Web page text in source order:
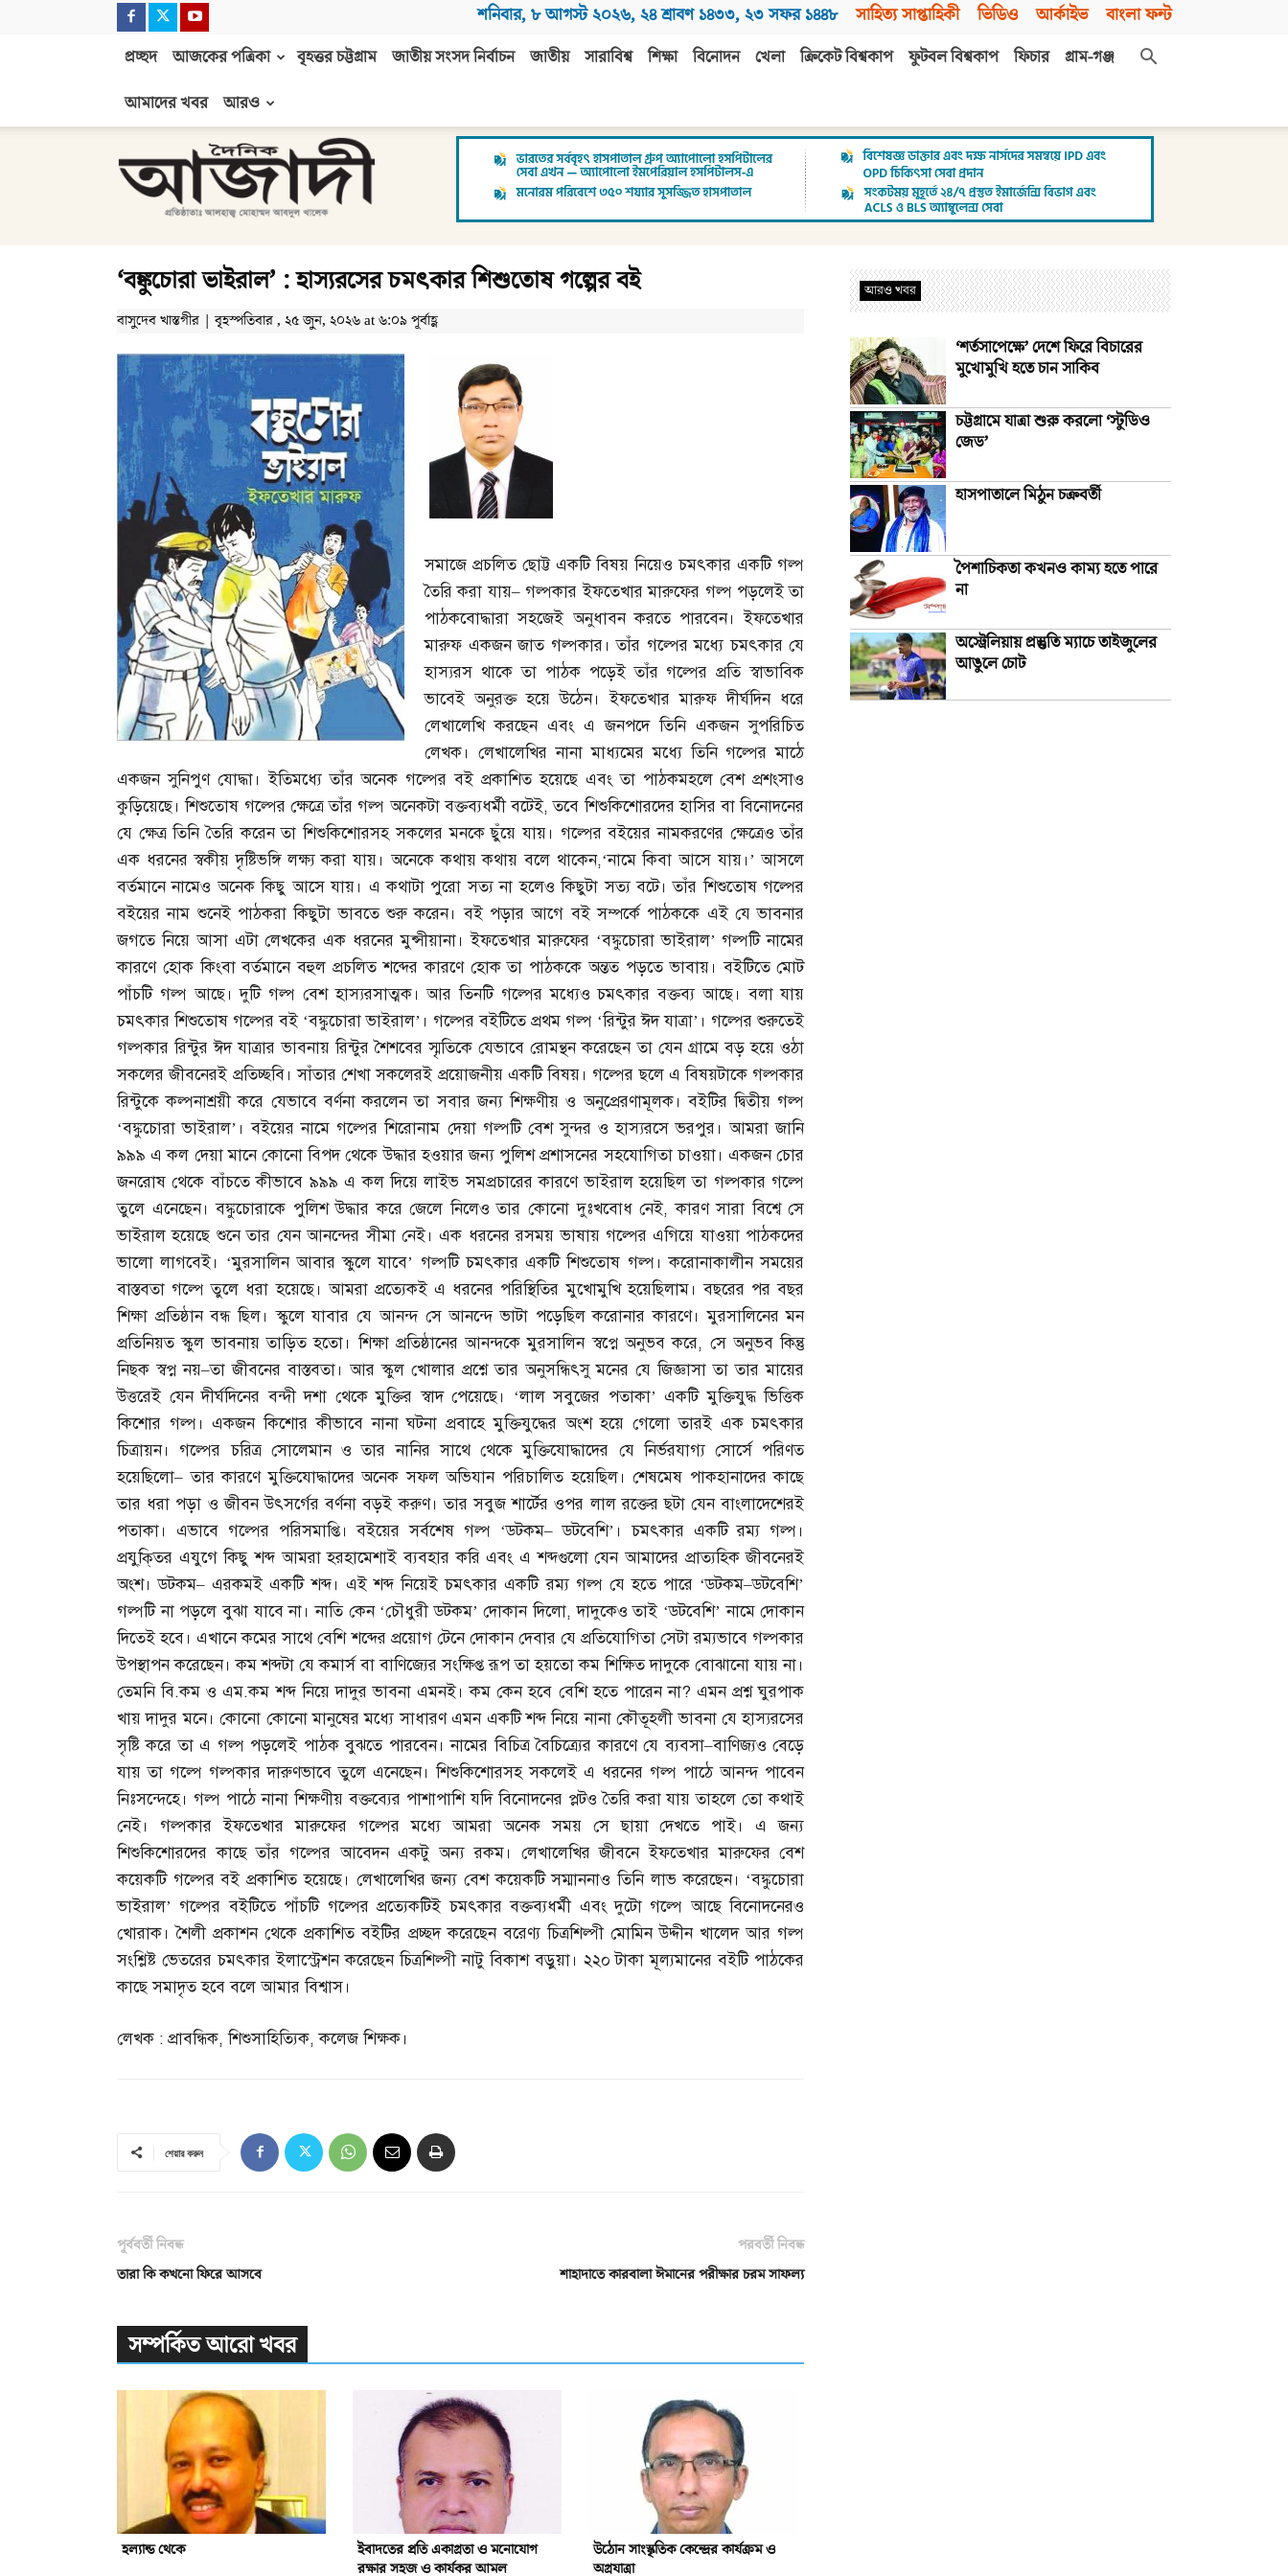
শনিবার, ৮ আগস্ট ২০২৬, ২৪ শ্রাবণ ১৪৩৩, ২৩ সফর ১৪৪৮ সাহিত্য সাপ্তাহিকী ভিডিও আর্কাইভ বাংলা ফন্ট
প্রচ্ছদ আজকের পত্রিকা বৃহত্তর চট্টগ্রাম জাতীয় সংসদ নির্বাচন জাতীয় সারাবিশ্ব শিক্ষা বিনোদন খেলা ক্রিকেট বিশ্বকাপ ফুটবল বিশ্বকাপ ফিচার
গ্রাম-গঞ্জ
আমাদের খবর
আরও
আজাদী
‘বঙ্কুচোরা ভাইরাল’ : হাস্যরসের চমৎকার শিশুতোষ গল্পের বই
বাসুদেব খাস্তগীর | বৃহস্পতিবার , ২৫ জুন, ২০২৬ at ৬:০৯ পূর্বাহ্ণ
সমাজে প্রচলিত ছোট্ট একটি বিষয় নিয়েও চমৎকার একটি গল্প
তৈরি করা যায়–গল্পকার ইফতেখার মারুফের গল্প পড়লেই তা
পাঠকবোদ্ধারা সহজেই অনুধাবন করতে পারবেন। ইফতেখার
মারুফ একজন জাত গল্পকার। তাঁর গল্পের মধ্যে চমৎকার যে
হাস্যরস থাকে তা পাঠক পড়েই তাঁর গল্পের প্রতি স্বাভাবিক
ভাবেই অনুরক্ত হয়ে উঠেন। ইফতেখার মারুফ দীর্ঘদিন ধরে
লেখালেখি করছেন এবং এ জনপদে তিনি একজন সুপরিচিত
লেখক। লেখালেখির নানা মাধ্যমের মধ্যে তিনি গল্পের মাঠে
একজন সুনিপুণ যোদ্ধা। ইতিমধ্যে তাঁর অনেক গল্পের বই প্রকাশিত হয়েছে এবং তা পাঠকমহলে বেশ প্রশংসাও
কুড়িয়েছে। শিশুতোষ গল্পের ক্ষেত্রে তাঁর গল্প অনেকটা বক্তব্যধর্মী বটেই,তবে শিশুকিশোরদের হাসির বা বিনোদনের
যে ক্ষেত্র তিনি তৈরি করেন তা শিশুকিশোরসহ সকলের মনকে ছুঁয়ে যায়। গল্পের বইয়ের নামকরণের ক্ষেত্রেও তাঁর
এক ধরনের স্বকীয় দৃষ্টিভঙ্গি লক্ষ্য করা যায়। অনেকে কথায় কথায় বলে থাকেন,‘নামে কিবা আসে যায়।’ আসলে
বর্তমানে নামেও অনেক কিছু আসে যায়। এ কথাটা পুরো সত্য না হলেও কিছুটা সত্য বটে। তাঁর শিশুতোষ গল্পের
বইয়ের নাম শুনেই পাঠকরা কিছুটা ভাবতে শুরু করেন। বই পড়ার আগে বই সম্পর্কে পাঠককে এই যে ভাবনার
জগতে নিয়ে আসা এটা লেখকের এক ধরনের মুন্সীয়ানা। ইফতেখার মারুফের ‘বঙ্কুচোরা ভাইরাল’ গল্পটি নামের
কারণে হোক কিংবা বর্তমানে বহুল প্রচলিত শব্দের কারণে হোক তা পাঠককে অন্তত পড়তে ভাবায়। বইটিতে মোট
পাঁচটি গল্প আছে। দুটি গল্প বেশ হাস্যরসাত্মক। আর তিনটি গল্পের মধ্যেও চমৎকার বক্তব্য আছে। বলা যায়
চমৎকার শিশুতোষ গল্পের বই ‘বঙ্কুচোরা ভাইরাল’। গল্পের বইটিতে প্রথম গল্প ‘রিন্টুর ঈদ যাত্রা’। গল্পের শুরুতেই
গল্পকার রিন্টুর ঈদ যাত্রার ভাবনায় রিন্টুর শৈশবের স্মৃতিকে যেভাবে রোমন্থন করেছেন তা যেন গ্রামে বড় হয়ে ওঠা
সকলের জীবনেরই প্রতিচ্ছবি। সাঁতার শেখা সকলেরই প্রয়োজনীয় একটি বিষয়। গল্পের ছলে এ বিষয়টাকে গল্পকার
রিন্টুকে কল্পনাশ্রয়ী করে যেভাবে বর্ণনা করলেন তা সবার জন্য শিক্ষণীয় ও অনুপ্রেরণামূলক। বইটির দ্বিতীয় গল্প
‘বঙ্কুচোরা ভাইরাল’। বইয়ের নামে গল্পের শিরোনাম দেয়া গল্পটি বেশ সুন্দর ও হাস্যরসে ভরপুর। আমরা জানি
৯৯৯ এ কল দেয়া মানে কোনো বিপদ থেকে উদ্ধার হওয়ার জন্য পুলিশ প্রশাসনের সহযোগিতা চাওয়া। একজন চোর
জনরোষ থেকে বাঁচতে কীভাবে ৯৯৯ এ কল দিয়ে লাইভ সমপ্রচারের কারণে ভাইরাল হয়েছিল তা গল্পকার গল্পে
তুলে এনেছেন। বঙ্কুচোরাকে পুলিশ উদ্ধার করে জেলে নিলেও তার কোনো দুঃখবোধ নেই,কারণ সারা বিশ্বে সে
ভাইরাল হয়েছে শুনে তার যেন আনন্দের সীমা নেই। এক ধরনের রসময় ভাষায় গল্পের এগিয়ে যাওয়া পাঠকদের
ভালো লাগবেই। ‘মুরসালিন আবার স্কুলে যাবে’ গল্পটি চমৎকার একটি শিশুতোষ গল্প। করোনাকালীন সময়ের
বাস্তবতা গল্পে তুলে ধরা হয়েছে। আমরা প্রত্যেকই এ ধরনের পরিস্থিতির মুখোমুখি হয়েছিলাম। বছরের পর বছর
শিক্ষা প্রতিষ্ঠান বন্ধ ছিল। স্কুলে যাবার যে আনন্দ সে আনন্দে ভাটা পড়েছিল করোনার কারণে। মুরসালিনের মন
প্রতিনিয়ত স্কুল ভাবনায় তাড়িত হতো। শিক্ষা প্রতিষ্ঠানের আনন্দকে মুরসালিন স্বপ্নে অনুভব করে, সে অনুভব কিন্তু
নিছক স্বপ্ন নয়–তা জীবনের বাস্তবতা। আর স্কুল খোলার প্রশ্নে তার অনুসন্ধিৎসু মনের যে জিজ্ঞাসা তা তার মায়ের
উত্তরেই যেন দীর্ঘদিনের বন্দী দশা থেকে মুক্তির স্বাদ পেয়েছে। ‘লাল সবুজের পতাকা’ একটি মুক্তিযুদ্ধ ভিত্তিক
কিশোর গল্প। একজন কিশোর কীভাবে নানা ঘটনা প্রবাহে মুক্তিযুদ্ধের অংশ হয়ে গেলো তারই এক চমৎকার
চিত্রায়ন। গল্পের চরিত্র সোলেমান ও তার নানির সাথে থেকে মুক্তিযোদ্ধাদের যে নির্ভরযাগ্য সোর্সে পরিণত
হয়েছিলো–তার কারণে মুক্তিযোদ্ধাদের অনেক সফল অভিযান পরিচালিত হয়েছিল। শেষমেষ পাকহানাদের কাছে
তার ধরা পড়া ও জীবন উৎসর্গের বর্ণনা বড়ই করুণ। তার সবুজ শার্টের ওপর লাল রক্তের ছটা যেন বাংলাদেশেরই
পতাকা। এভাবে গল্পের পরিসমাপ্তি। বইয়ের সর্বশেষ গল্প ‘ডটকম–ডটবেশি’। চমৎকার একটি রম্য গল্প।
প্রযু্‌কি্তর এযুগে কিছু শব্দ আমরা হরহামেশাই ব্যবহার করি এবং এ শব্দগুলো যেন আমাদের প্রাত্যহিক জীবনেরই
অংশ। ডটকম–এরকমই একটি শব্দ। এই শব্দ নিয়েই চমৎকার একটি রম্য গল্প যে হতে পারে ‘ডটকম–ডটবেশি’
গল্পটি না পড়লে বুঝা যাবে না। নাতি কেন ‘চৌধুরী ডটকম’ দোকান দিলো,দাদুকেও তাই ‘ডটবেশি’ নামে দোকান
দিতেই হবে। এখানে কমের সাথে বেশি শব্দের প্রয়োগ টেনে দোকান দেবার যে প্রতিযোগিতা সেটা রম্যভাবে গল্পকার
উপস্থাপন করেছেন। কম শব্দটা যে কমার্স বা বাণিজ্যের সংক্ষিপ্ত রূপ তা হয়তো কম শিক্ষিত দাদুকে বোঝানো যায় না।
তেমনি বি.কম ও এম.কম শব্দ নিয়ে দাদুর ভাবনা এমনই। কম কেন হবে বেশি হতে পারেন না?এমন প্রশ্ন ঘুরপাক
খায় দাদুর মনে। কোনো কোনো মানুষের মধ্যে সাধারণ এমন একটি শব্দ নিয়ে নানা কৌতূহলী ভাবনা যে হাস্যরসের
সৃষ্টি করে তা এ গল্প পড়লেই পাঠক বুঝতে পারবেন। নামের বিচিত্র বৈচিত্র্যের কারণে যে ব্যবসা–বাণিজ্যও বেড়ে
যায় তা গল্পে গল্পকার দারুণভাবে তুলে এনেছেন। শিশুকিশোরসহ সকলেই এ ধরনের গল্প পাঠে আনন্দ পাবেন
নিঃসন্দেহে। গল্প পাঠে নানা শিক্ষণীয় বক্তব্যের পাশাপাশি যদি বিনোদনের প্লটও তৈরি করা যায় তাহলে তো কথাই
নেই। গল্পকার ইফতেখার মারুফের গল্পের মধ্যে আমরা অনেক সময় সে ছায়া দেখতে পাই। এ জন্য
শিশুকিশোরদের কাছে তাঁর গল্পের আবেদন একটু অন্য রকম। লেখালেখির জীবনে ইফতেখার মারুফের বেশ
কয়েকটি গল্পের বই প্রকাশিত হয়েছে। লেখালেখির জন্য বেশ কয়েকটি সম্মাননাও তিনি লাভ করেছেন। ‘বঙ্কুচোরা
ভাইরাল’ গল্পের বইটিতে পাঁচটি গল্পের প্রত্যেকটিই চমৎকার বক্তব্যধর্মী এবং দুটো গল্পে আছে বিনোদনেরও
খোরাক। শৈলী প্রকাশন থেকে প্রকাশিত বইটির প্রচ্ছদ করেছেন বরেণ্য চিত্রশিল্পী মোমিন উদ্দীন খালেদ আর গল্প
সংশ্লিষ্ট ভেতরের চমৎকার ইলাস্ট্রেশন করেছেন চিত্রশিল্পী নাটু বিকাশ বড়ুয়া। ২২০ টাকা মূল্যমানের বইটি পাঠকের
কাছে সমাদৃত হবে বলে আমার বিশ্বাস।
লেখক : প্রাবন্ধিক,শিশুসাহিত্যিক,কলেজ শিক্ষক।
শেয়ার করুন
পূর্ববর্তী নিবন্ধ
তারা কি কখনো ফিরে আসবে
পরবর্তী নিবন্ধ
শাহাদাতে কারবালা ঈমানের পরীক্ষার চরম সাফল্য
সম্পর্কিত আরো খবর
হল্যান্ড থেকে
ইবাদতের প্রতি একাগ্রতা ও মনোযোগ
রক্ষার সহজ ও কার্যকর আমল
উঠোন সাংস্কৃতিক কেন্দ্রের কার্যক্রম ও
অগ্রযাত্রা
আরও খবর
‘শর্তসাপেক্ষে’ দেশে ফিরে বিচারের
মুখোমুখি হতে চান সাকিব
চট্টগ্রামে যাত্রা শুরু করলো ‘স্টুডিও
জেড’
হাসপাতালে মিঠুন চক্রবর্তী
পৈশাচিকতা কখনও কাম্য হতে পারে
না
অস্ট্রেলিয়ায় প্রস্তুতি ম্যাচে তাইজুলের
আঙুলে চোট